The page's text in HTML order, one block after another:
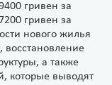
гривен за
гривен за
нового жилья
восстановление
а также
которые выводят